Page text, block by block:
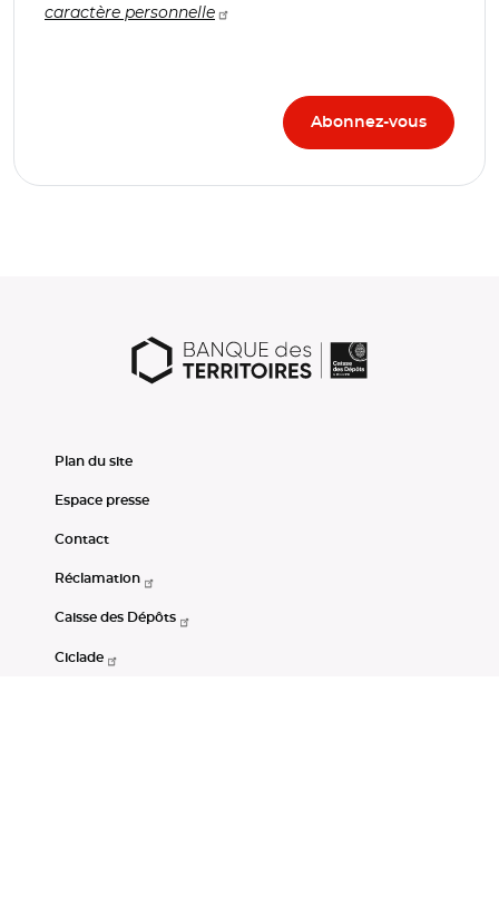
caractère personnelle
Plan du site
Espace presse
Contact
Réclamation
Caisse des Dépôts
Ciclade